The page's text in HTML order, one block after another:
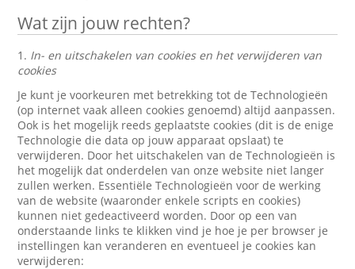
Wat zijn jouw rechten?
1. In- en uitschakelen van cookies en het verwijderen van
cookies
Je kunt je voorkeuren met betrekking tot de Technologieën
(op internet vaak alleen cookies genoemd) altijd aanpassen.
Ook is het mogelijk reeds geplaatste cookies (dit is de enige
Technologie die data op jouw apparaat opslaat) te
verwijderen. Door het uitschakelen van de Technologieën is
het mogelijk dat onderdelen van onze website niet langer
zullen werken. Essentiële Technologieën voor de werking
van de website (waaronder enkele scripts en cookies)
kunnen niet gedeactiveerd worden. Door op een van
onderstaande links te klikken vind je hoe je per browser je
instellingen kan veranderen en eventueel je cookies kan
verwijderen: